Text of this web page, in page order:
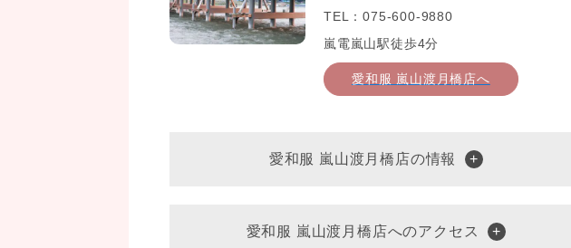
TEL：075-600-9880
嵐電嵐山駅徒歩4分
愛和服 嵐山渡月橋店へ
愛和服 嵐山渡月橋店の情報
愛和服 嵐山渡月橋店へのアクセス